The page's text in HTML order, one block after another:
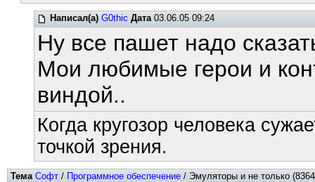
Написал(а) G0thic Дата03.06.05 09:24
Ну все пашет надо
Мои любимые герои и
виндой..
Когда кругозор человека
точкой зрения.
Тема Софт / Программное обеспечение / Эмуляторы и не только